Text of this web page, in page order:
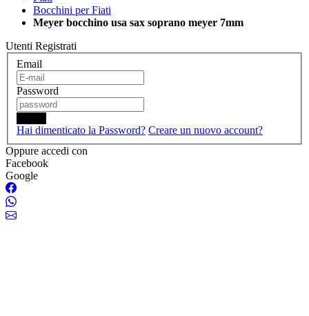
Bocchini per Fiati
Meyer bocchino usa sax soprano meyer 7mm
Utenti Registrati
Email
Password
Hai dimenticato la Password? Creare un nuovo account?
Oppure accedi con
Facebook
Google